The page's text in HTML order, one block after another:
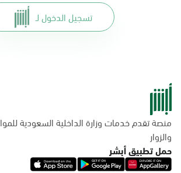
تسجيل الدخول لـ
منصة تقدم خدمات وزارة الداخلية السعودية
والزوار
حمل تطبيق أبشر